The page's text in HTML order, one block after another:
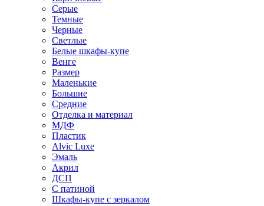
Серые
Темные
Черные
Светлые
Белые шкафы-купе
Венге
Размер
Маленькие
Большие
Средние
Отделка и материал
МДФ
Пластик
Alvic Luxe
Эмаль
Акрил
ДСП
С патиной
Шкафы-купе с зеркалом